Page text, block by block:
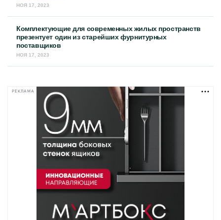
НОЯ 17, 2023
Комплектующие для современных жилых пространств
презентует один из старейших фурнитурных
поставщиков
НОЯ 17, 2023
РЕКЛАМА